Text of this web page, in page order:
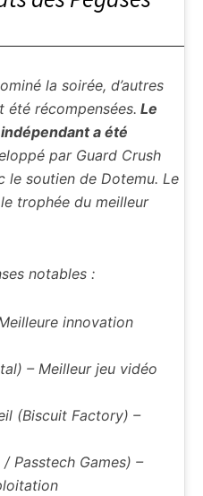
la soirée, d’autres
récompensées. Le
a été
par Guard Crush
le soutien de Dotemu. Le
trophée du meilleur
notables :
innovation
– Meilleur jeu vidéo
(Biscuit Factory) –
Passtech Games) –